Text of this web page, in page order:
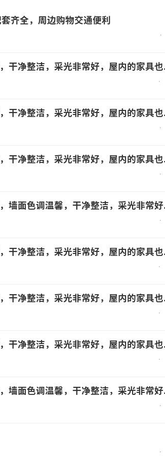
齐全，周边购物交通便利
·
整洁，采光非常好，屋内的家具也都很齐全
·
整洁，采光非常好，屋内的家具也都很齐全
·
整洁，采光非常好，屋内的家具也都很齐全
·
，干净整洁，采光非常好，屋内的家具也都很齐全
·
整洁，采光非常好，屋内的家具也都很齐全
·
整洁，采光非常好，屋内的家具也都很齐全
·
整洁，采光非常好，屋内的家具也都很齐全
·
，干净整洁，采光非常好，屋内的家具也都很齐全
·
·